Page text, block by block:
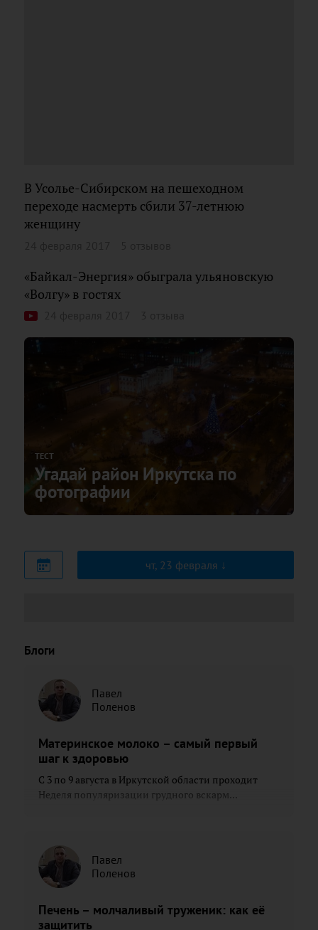
В Усолье-Сибирском на пешеходном
переходе насмерть сбили 37-летнюю
женщину
«Байкал-Энергия» обыграла ульяновскую
«Волгу» в гостях
ТЕСТ
Угадай район Иркутска по
фотографии
чт, 23 февраля
Блоги
Павел
Поленов
Материнское молоко – самый первый
шаг к здоровью
С 3 по 9 августа в Иркутской области проходит
Неделя популяризации грудного вскарм...
Павел
Поленов
Печень – молчаливый труженик: как её
защитить